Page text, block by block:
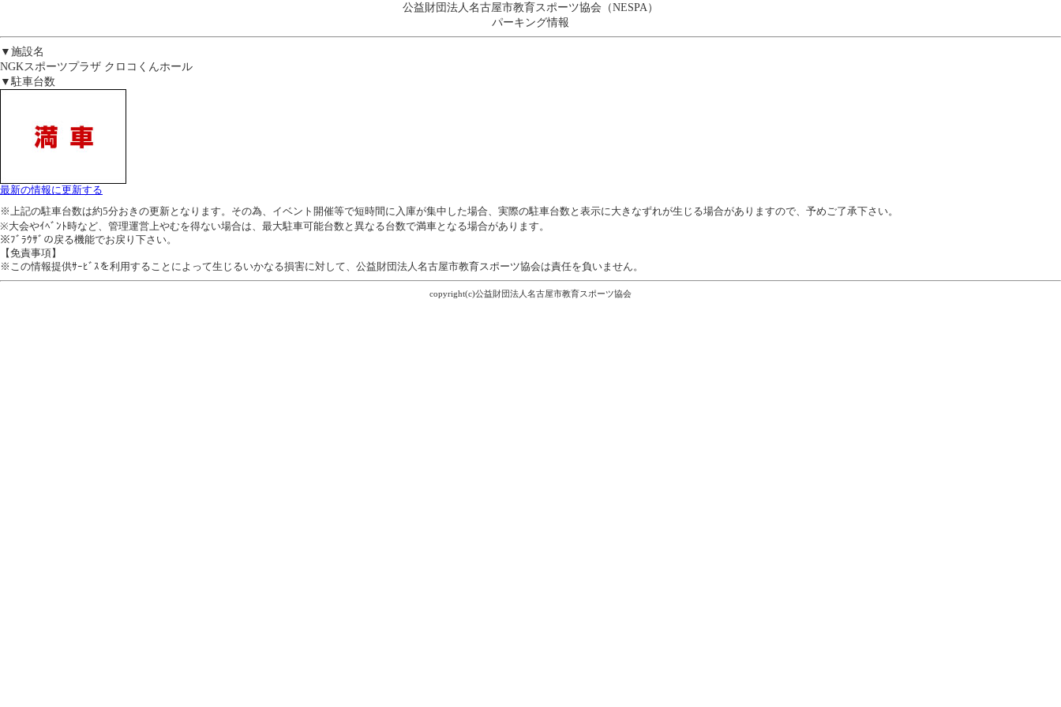
公益財団法人名古屋市教育スポーツ協会（NESPA）
パーキング情報
▼施設名
NGKスポーツプラザ クロコくんホール
▼駐車台数
最新の情報に更新する
※上記の駐車台数は約5分おきの更新となります。その為、イベント開催等で短時間に入庫が集中した場合、実際の駐車台数と表示に大きなずれが生じる場合がありますので、予めご了承下さい。
※大会やｲﾍﾞﾝﾄ時など、管理運営上やむを得ない場合は、最大駐車可能台数と異なる台数で満車となる場合があります。
※ﾌﾞﾗｳｻﾞの戻る機能でお戻り下さい。
【免責事項】
※この情報提供ｻｰﾋﾞｽを利用することによって生じるいかなる損害に対して、公益財団法人名古屋市教育スポーツ協会は責任を負いません。
copyright(c)公益財団法人名古屋市教育スポーツ協会